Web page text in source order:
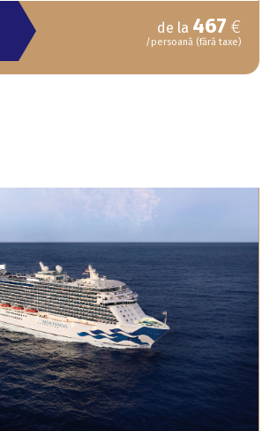
de la 467 €
/persoană (fără taxe)